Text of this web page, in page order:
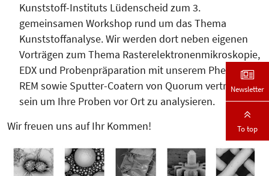
Kunststoff-Instituts Lüdenscheid zum 3.
gemeinsamen Workshop rund um das Thema
Kunststoffanalyse. Wir werden dort neben eigenen
Vorträgen zum Thema Rasterelektronenmikroskopie,
EDX und Probenpräparation mit unserem Phenom
REM sowie Sputter-Coatern von Quorum vertreten
sein um Ihre Proben vor Ort zu analysieren.
Wir freuen uns auf Ihr Kommen!
Newsletter
To top